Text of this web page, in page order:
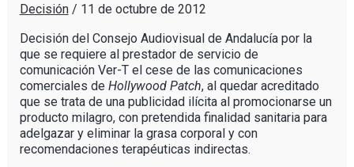
Decisión/ 11 de octubre de 2012
Decisión del Consejo Audiovisual de Andalucía por la
que se requiere al prestador de servicio de
comunicación Ver-T el cese de las comunicaciones
comerciales de Hollywood Patch, al quedar acreditado
que se trata de una publicidad ilícita al promocionarse un
producto milagro, con pretendida finalidad sanitaria para
adelgazar y eliminar la grasa corporal y con
recomendaciones terapéuticas indirectas.